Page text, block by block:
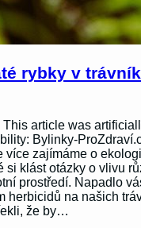
rybky v
This article was
Bylinky-
více zajímáme o
si klást otázky o vlivu
prostředí. Napadlo
herbicidů na našich
že by…